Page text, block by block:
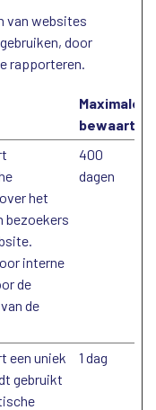
van websites
door
rapporteren.
Maximale
het
bezoekers
interne
de
de
400
dagen
een uniek
gebruikt
1 dag